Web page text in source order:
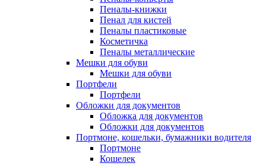
Пеналы-книжки
Пенал для кистей
Пеналы пластиковые
Косметичка
Пеналы металлические
Мешки для обуви
Мешки для обуви
Портфели
Портфели
Обложки для документов
Обложка для документов
Обложки для документов
Портмоне, кошельки, бумажники водителя
Портмоне
Кошелек